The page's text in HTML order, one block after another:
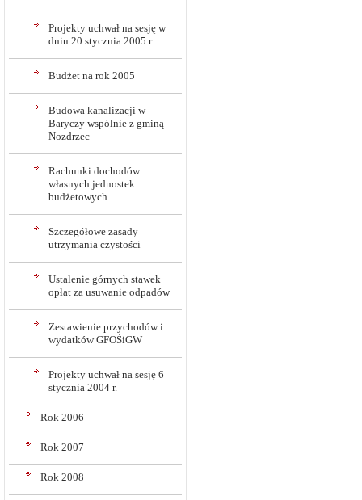
Projekty uchwał na sesję w
dniu 20 stycznia 2005 r.
Budżet na rok 2005
Budowa kanalizacji w
Baryczy wspólnie z gminą
Nozdrzec
Rachunki dochodów
własnych jednostek
budżetowych
Szczegółowe zasady
utrzymania czystości
Ustalenie górnych stawek
opłat za usuwanie odpadów
Zestawienie przychodów i
wydatków GFOŚiGW
Projekty uchwał na sesję 6
stycznia 2004 r.
Rok 2006
Rok 2007
Rok 2008